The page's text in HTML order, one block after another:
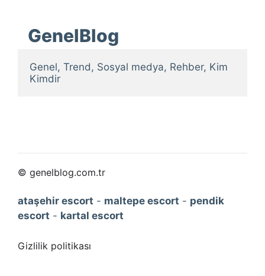
GenelBlog
Genel, Trend, Sosyal medya, Rehber, Kim
Kimdir
© genelblog.com.tr
ataşehir escort - maltepe escort - pendik
escort - kartal escort
Gizlilik politikası